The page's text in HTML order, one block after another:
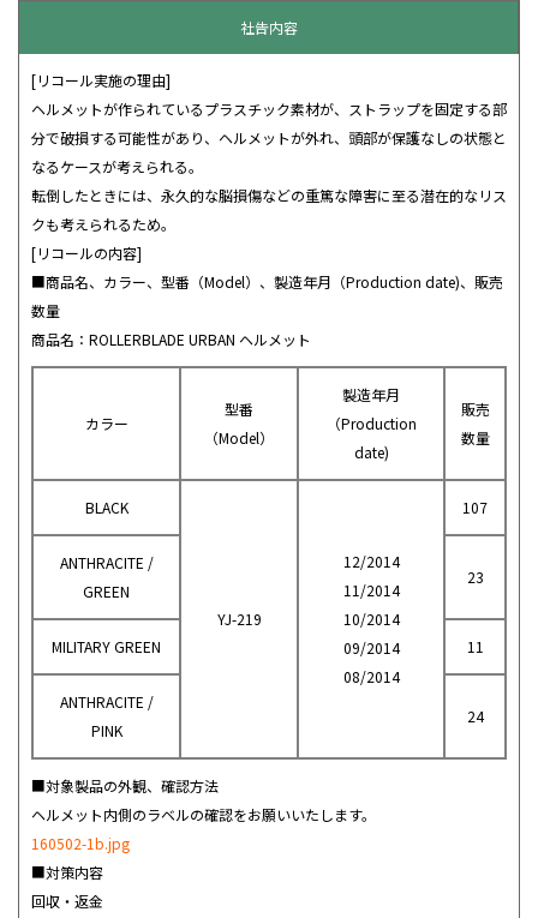
社告内容
[リコール実施の理由]
ヘルメットが作られているプラスチック素材が、ストラップを固定する部
分で破損する可能性があり、ヘルメットが外れ、頭部が保護なしの状態と
なるケースが考えられる。
転倒したときには、永久的な脳損傷などの重篤な障害に至る潜在的なリス
クも考えられるため。
[リコールの内容]
■商品名、カラー、型番（Model）、製造年月（Production date)、販売
数量
商品名：ROLLERBLADE URBAN ヘルメット
カラー
型番
（Model）
製造年月
（Production
date)
販売
数量
BLACK
YJ-219
12/2014
11/2014
10/2014
09/2014
08/2014
107
ANTHRACITE /
GREEN
23
MILITARY GREEN 11
ANTHRACITE /
PINK
24
■対象製品の外観、確認方法
ヘルメット内側のラベルの確認をお願いいたします。
160502-1b.jpg
■対策内容
回収・返金